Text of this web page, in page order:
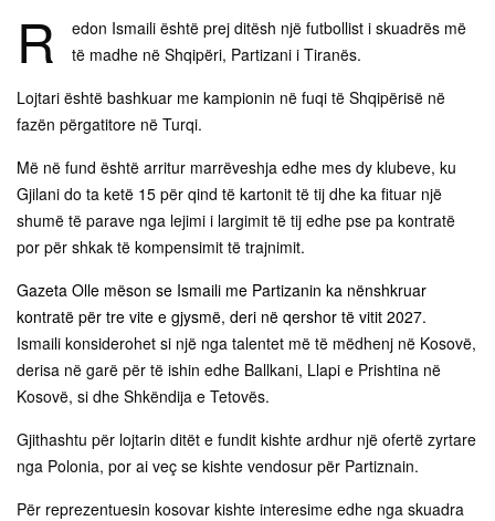
R
edon Ismaili është prej ditësh një futbollist i skuadrës më
të madhe në Shqipëri, Partizani i Tiranës.
Lojtari është bashkuar me kampionin në fuqi të Shqipërisë në
fazën përgatitore në Turqi.
Më në fund është arritur marrëveshja edhe mes dy klubeve, ku
Gjilani do ta ketë 15 për qind të kartonit të tij dhe ka fituar një
shumë të parave nga lejimi i largimit të tij edhe pse pa kontratë
por për shkak të kompensimit të trajnimit.
Gazeta Olle mëson se Ismaili me Partizanin ka nënshkruar
kontratë për tre vite e gjysmë, deri në qershor të vitit 2027.
Ismaili konsiderohet si një nga talentet më të mëdhenj në Kosovë,
derisa në garë për të ishin edhe Ballkani, Llapi e Prishtina në
Kosovë, si dhe Shkëndija e Tetovës.
Gjithashtu për lojtarin ditët e fundit kishte ardhur një ofertë zyrtare
nga Polonia, por ai veç se kishte vendosur për Partiznain.
Për reprezentuesin kosovar kishte interesime edhe nga skuadra